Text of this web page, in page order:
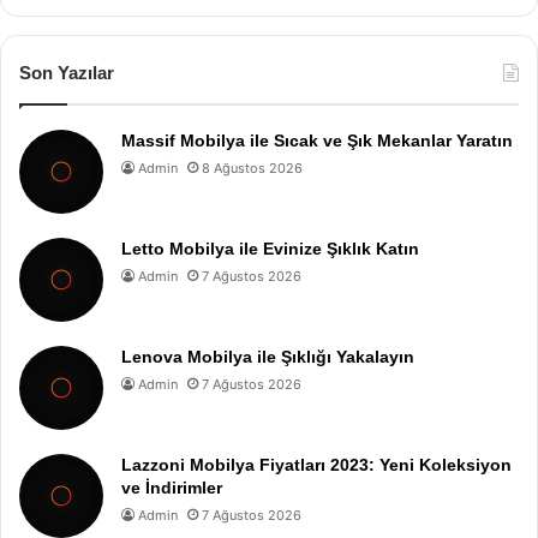
Son Yazılar
Massif Mobilya ile Sıcak ve Şık Mekanlar Yaratın
Admin 8 Ağustos 2026
Letto Mobilya ile Evinize Şıklık Katın
Admin 7 Ağustos 2026
Lenova Mobilya ile Şıklığı Yakalayın
Admin 7 Ağustos 2026
Lazzoni Mobilya Fiyatları 2023: Yeni Koleksiyon
ve İndirimler
Admin 7 Ağustos 2026